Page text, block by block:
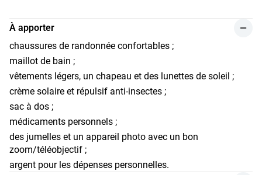
À apporter
chaussures de randonnée confortables ;
maillot de bain ;
vêtements légers, un chapeau et des lunettes de soleil ;
crème solaire et répulsif anti-insectes ;
sac à dos ;
médicaments personnels ;
des jumelles et un appareil photo avec un bon
zoom/téléobjectif ;
argent pour les dépenses personnelles.